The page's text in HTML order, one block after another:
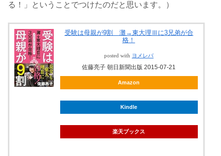
る！」ということでつけたのだと思います。）
受験は母親が9割 灘→東大理Ⅲに3兄弟が合
格！
posted with ヨメレバ
佐藤亮子 朝日新聞出版 2015-07-21
Amazon
Kindle
楽天ブックス